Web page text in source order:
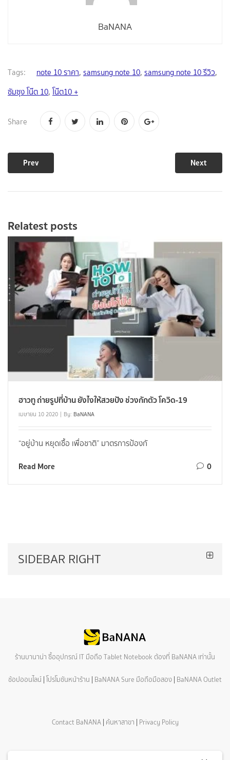
BaNANA
Tags: note 10 ราคา, samsung note 10, samsung note 10 รีวิว,
ซัมซุง โน๊ต 10, โน๊ต10 +
Share
Prev Next
Relatest posts
ฮาวทู ถ่ายรูปที่บ้าน ยังไงให้สวยปัง ช่วงกักตัว โควิด-19
เมษายน 10 2020 By: BaNANA
“อยู่บ้าน หยุดเชื้อ เพื่อชาติ” มาตรการป้องกั
Read More 0
SIDEBAR RIGHT
ร้านบานาน่า ซื้ออุปกรณ์ IT มือถือ Tablet Notebook ต้องที่ BaNANA เท่านั้น
ช้อปออนไลน์ | โปรโมชันหน้าร้าน | BaNANA Sure มือถือมือสอง | BaNANA Outlet
Contact BaNANA| ค้นหาสาขา | Privacy Policy